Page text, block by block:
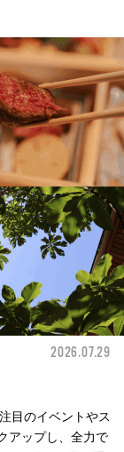
2026.07.29
目のイベントやス
アップし、全力で